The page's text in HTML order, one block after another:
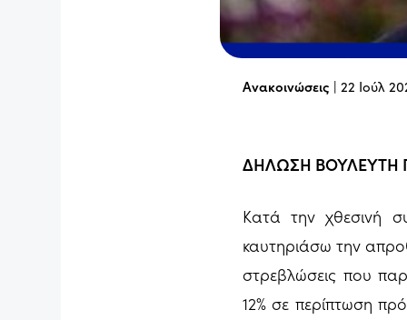
Ανακοινώσεις | 22 Ιούλ
ΔΗΛΩΣΗ ΒΟΥΛΕΥΤΗ
Κατά την χθεσινή
καυτηριάσω την
στρεβλώσεις που
12% σε περίπτωση